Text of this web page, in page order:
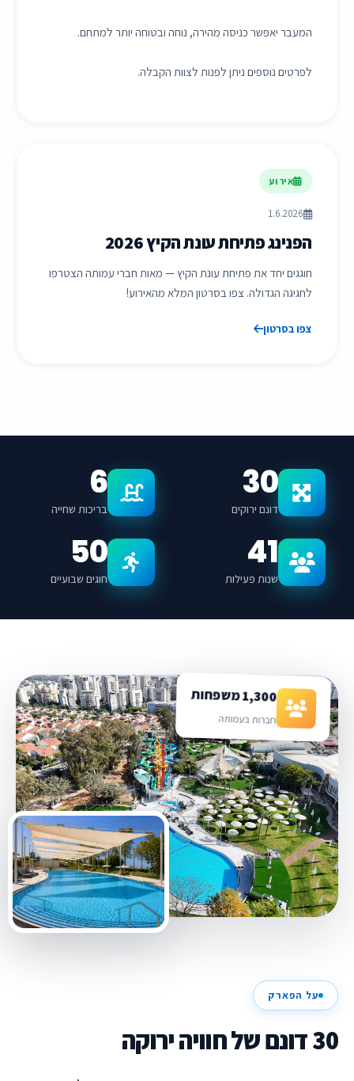
המעבר יאפשר כניסה מהירה, נוחה ובטוחה יותר למתחם.
לפרטים נוספים ניתן לפנות לצוות הקבלה.
אירוע
1.6.2026
הפנינג פתיחת עונת הקיץ 2026
חוגגים יחד את פתיחת עונת הקיץ — מאות חברי עמותה הצטרפו
לחגיגה הגדולה. צפו בסרטון המלא מהאירוע!
צפו בסרטון
30
דונם ירוקים
6
בריכות שחייה
41
שנות פעילות
50
חוגים שבועיים
1,300 משפחות
חברות בעמותה
על הפארק
30 דונם של חוויה ירוקה